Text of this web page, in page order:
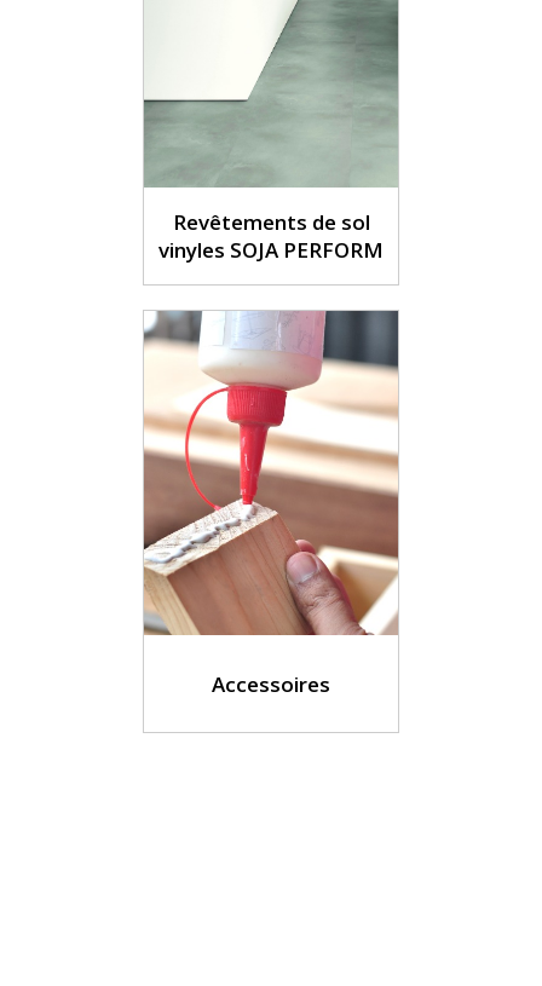
Revêtements de sol
vinyles SOJA PERFORM
Accessoires